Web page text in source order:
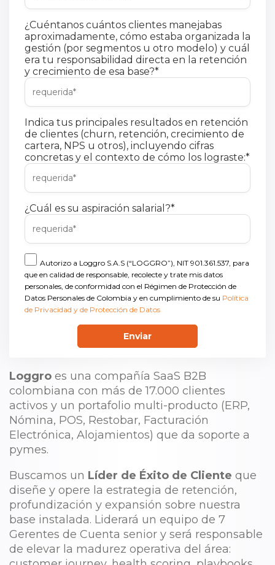
Loggro es una compañía SaaS B2B
colombiana con más de 17.000 clientes
activos y un portafolio multi-producto (ERP,
Nómina, POS, Restobar, Facturación
Electrónica, Alojamientos) que da soporte a
pymes.
Buscamos un Líder de Éxito de Cliente que
diseñe y opere la estrategia de retención,
profundización y expansión sobre nuestra
base instalada. Liderará un equipo de 7
Gerentes de Cuenta senior y será responsable
de elevar la madurez operativa del área:
¿Cuéntanos cuántos clientes manejabas
aproximadamente, cómo estaba organizada la
gestión (por segmentos u otro modelo) y cuál
era tu responsabilidad directa en la retención
y crecimiento de esa base?*
Indica tus principales resultados en retención
de clientes (churn, retención, crecimiento de
cartera, NPS u otros), incluyendo cifras
concretas y el contexto de cómo los lograste:*
¿Cuál es su aspiración salarial?*
Autorizo a Loggro S.A.S (“LOGGRO”), NIT 901.361.537, para
que en calidad de responsable, recolecte y trate mis datos
personales, de conformidad con el Régimen de Protección de
Datos Personales de Colombia y en cumplimiento de su Política
de Privacidad y de Protección de Datos
Enviar